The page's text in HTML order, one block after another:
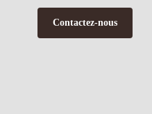
Contactez-nous